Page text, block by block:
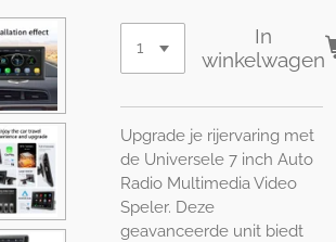
In
winkelwagen
Upgrade je rijervaring met
de Universele 7 inch Auto
Radio Multimedia Video
Speler. Deze
geavanceerde unit biedt